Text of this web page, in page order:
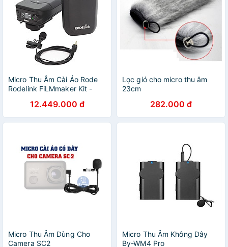
Micro Thu Âm Cài Áo Rode
Rodelink FiLMmaker Kit -
12.449.000 đ
Lọc gió cho micro thu âm
23cm
282.000 đ
Micro Thu Âm Dùng Cho
Camera SC2
Micro Thu Âm Không Dây
By-WM4 Pro